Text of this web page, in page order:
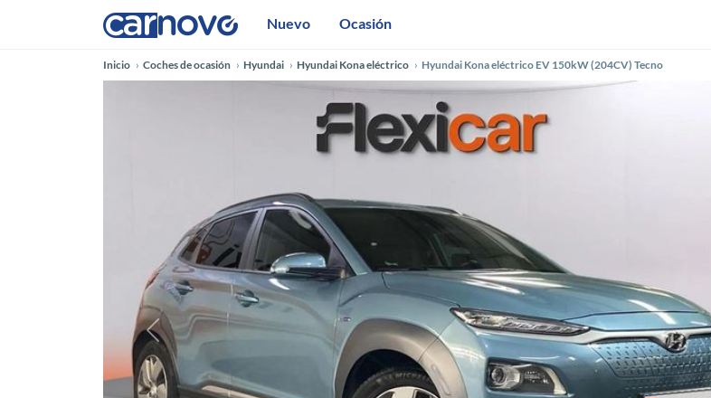
Nuevo Ocasión
Inicio Coches de ocasión Hyundai Hyundai Kona eléctrico Hyundai Kona eléctrico EV 150kW (204CV) Tecno
Anterior